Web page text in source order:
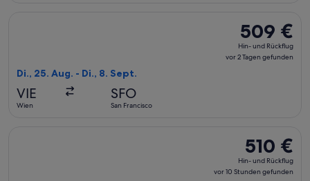
509 €
Hin-
und
509 €
Hin- und Rückflug
vor 2 Tagen gefunden
Di., 25. Aug. - Di., 8. Sept.
VIE
Wien
SFO
San Francisco
510 €
Hin-
und
510 €
Hin- und Rückflug
vor 10 Stunden gefunden